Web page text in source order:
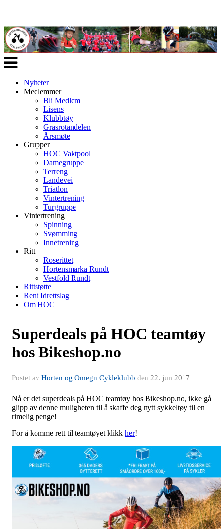
Veksle
navigasjon
Nyheter
Medlemmer
Bli Medlem
Lisens
Klubbtøy
Grasrotandelen
Årsmøte
Grupper
HOC Vaktpool
Damegruppe
Terreng
Landevei
Triatlon
Vintertrening
Turgruppe
Vintertrening
Spinning
Svømming
Innetrening
Ritt
Roserittet
Hortensmarka Rundt
Vestfold Rundt
Rittstøtte
Rent Idrettslag
Om HOC
Superdeals på HOC teamtøy
hos Bikeshop.no
Postet av Horten og Omegn Cykleklubb den 22. jun 2017
Nå er det superdeals på HOC teamtøy hos Bikeshop.no, ikke gå
glipp av denne muligheten til å skaffe deg nytt sykkeltøy til en
rimelig penge!
For å komme rett til teamtøyet klikk her!